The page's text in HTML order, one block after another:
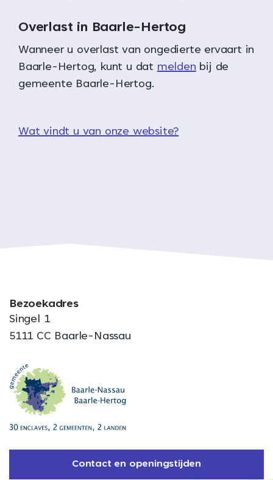
Overlast in Baarle-Hertog
Wanneer u overlast van ongedierte ervaart in
Baarle-Hertog, kunt u dat melden bij de
gemeente Baarle-Hertog.
Wat vindt u van onze website?
Bezoekadres
Singel 1
5111 CC Baarle-Nassau
Contact en openingstijden